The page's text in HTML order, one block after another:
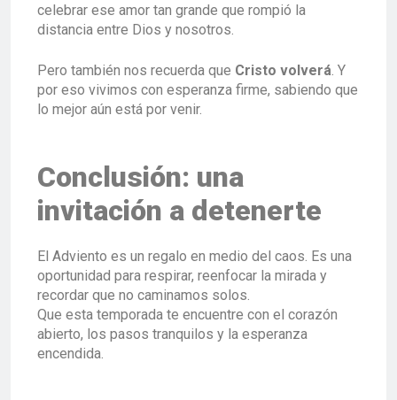
celebrar ese amor tan grande que rompió la
distancia entre Dios y nosotros.
Pero también nos recuerda que Cristo volverá. Y
por eso vivimos con esperanza firme, sabiendo que
lo mejor aún está por venir.
Conclusión: una
invitación a detenerte
El Adviento es un regalo en medio del caos. Es una
oportunidad para respirar, reenfocar la mirada y
recordar que no caminamos solos.
Que esta temporada te encuentre con el corazón
abierto, los pasos tranquilos y la esperanza
encendida.